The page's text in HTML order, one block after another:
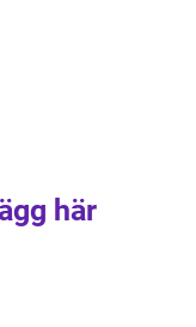
här